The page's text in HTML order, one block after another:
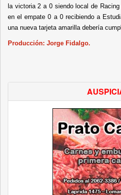
la victoria 2 a 0 siendo local de
en el empate 0 a 0 recibiendo a
una nueva tarjeta amarilla debería
Producción: Jorge Fidalgo.